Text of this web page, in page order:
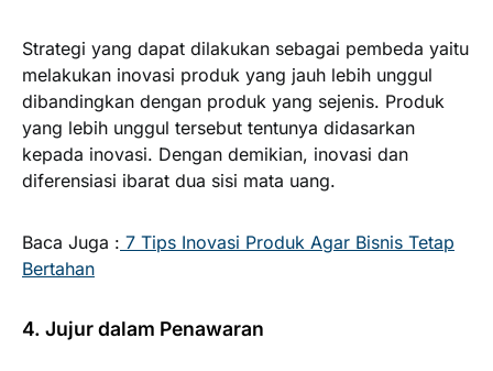
Strategi yang dapat dilakukan sebagai pembeda yaitu
melakukan inovasi produk yang jauh lebih unggul
dibandingkan dengan produk yang sejenis. Produk
yang lebih unggul tersebut tentunya didasarkan
kepada inovasi. Dengan demikian, inovasi dan
diferensiasi ibarat dua sisi mata uang.
Baca Juga : 7 Tips Inovasi Produk Agar Bisnis Tetap
Bertahan
4. Jujur dalam Penawaran